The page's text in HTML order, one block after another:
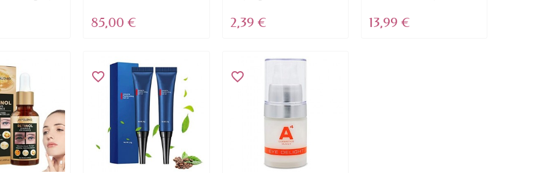
85,00 € 2,39 € 13,99 €
favorite_border favorite_border